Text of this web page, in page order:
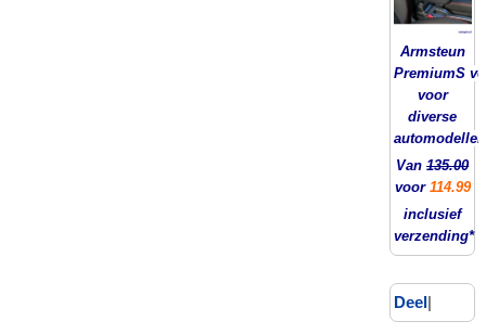
Armsteun
PremiumS
voor
diverse
automodellen
Van135.00
voor 114.99
inclusief
verzending*
Deel|